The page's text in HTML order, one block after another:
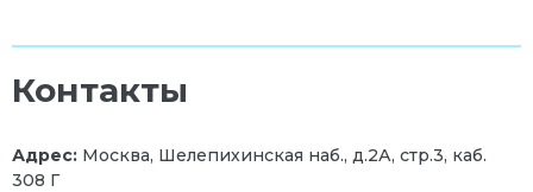
Контакты
Адрес: Москва, Шелепихинская наб., д.2А, стр.3, каб.
308 Г